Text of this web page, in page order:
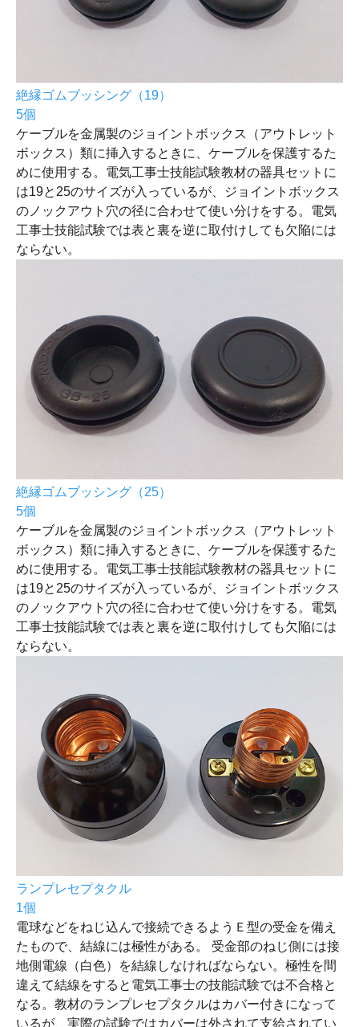
絶縁ゴムブッシング（19）
5個
ケーブルを金属製のジョイントボックス（アウトレット
ボックス）類に挿入するときに、ケーブルを保護するた
めに使用する。電気工事士技能試験教材の器具セットに
は19と25のサイズが入っているが、ジョイントボックス
のノックアウト穴の径に合わせて使い分けをする。電気
工事士技能試験では表と裏を逆に取付けしても欠陥には
ならない。
絶縁ゴムブッシング（25）
5個
ケーブルを金属製のジョイントボックス（アウトレット
ボックス）類に挿入するときに、ケーブルを保護するた
めに使用する。電気工事士技能試験教材の器具セットに
は19と25のサイズが入っているが、ジョイントボックス
のノックアウト穴の径に合わせて使い分けをする。電気
工事士技能試験では表と裏を逆に取付けしても欠陥には
ならない。
ランプレセプタクル
1個
電球などをねじ込んで接続できるようＥ型の受金を備え
たもので、結線には極性がある。 受金部のねじ側には接
地側電線（白色）を結線しなければならない。極性を間
違えて結線をすると電気工事士の技能試験では不合格と
なる。教材のランプレセプタクルはカバー付きになって
いるが、実際の試験ではカバーは外されて支給されてい